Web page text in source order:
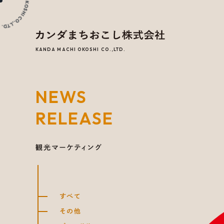
KANDA MACHI OKOSHI CO.,LTD.
NEWS
RELEASE
観光マーケティング
すべて
その他